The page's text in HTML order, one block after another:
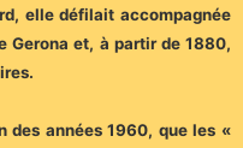
elle défilait accompagnée
Gerona et, à partir de 1880,
des années 1960, que les «